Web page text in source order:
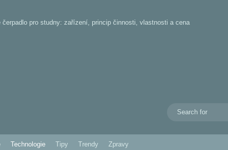
čerpadlo pro studny: zařízení, princip činnosti, vlastnosti a cena
Switch skin
Technologie Tipy Trendy Zpravy